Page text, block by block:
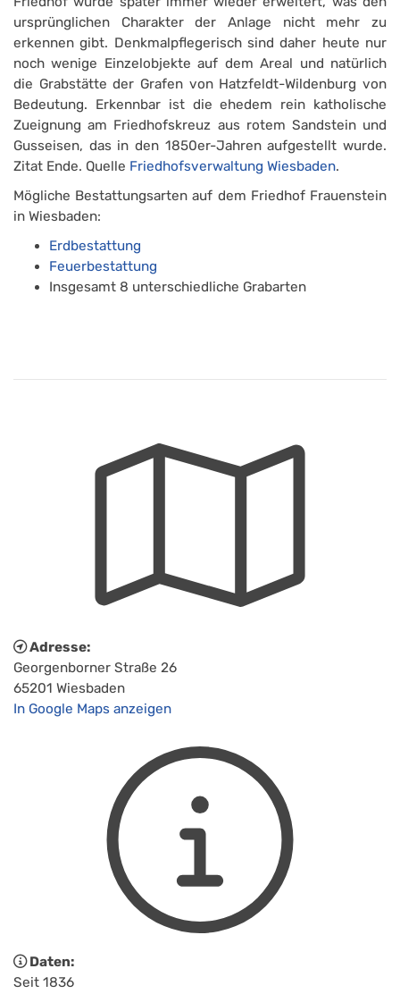
ursprünglichen Charakter der Anlage nicht mehr zu
erkennen gibt. Denkmalpflegerisch sind daher heute nur
noch wenige Einzelobjekte auf dem Areal und natürlich
die Grabstätte der Grafen von Hatzfeldt-Wildenburg von
Bedeutung. Erkennbar ist die ehedem rein katholische
Zueignung am Friedhofskreuz aus rotem Sandstein und
Gusseisen, das in den 1850er-Jahren aufgestellt wurde.
Zitat Ende. Quelle Friedhofsverwaltung Wiesbaden.
Mögliche Bestattungsarten auf dem Friedhof Frauenstein
in Wiesbaden:
Erdbestattung
Feuerbestattung
Insgesamt 8 unterschiedliche Grabarten
Adresse:
Georgenborner Straße 26
65201 Wiesbaden
In Google Maps anzeigen
Daten:
Seit 1836